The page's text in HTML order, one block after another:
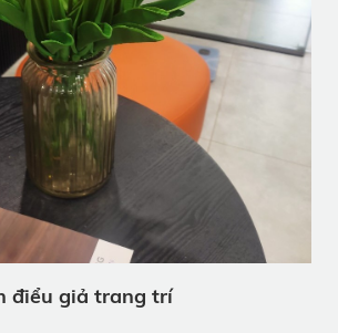
điểu giả trang trí